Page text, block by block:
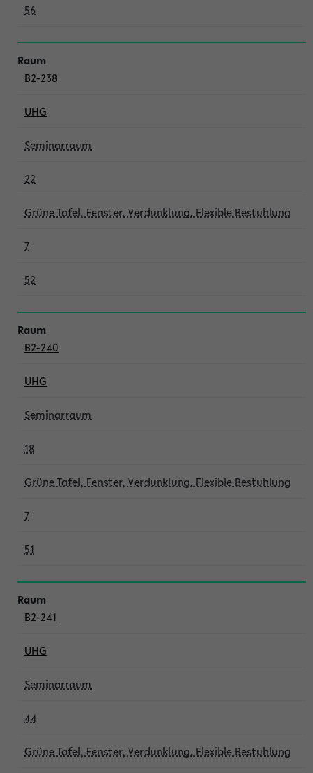
56
B2-238
UHG
Seminarraum
22
Grüne Tafel, Fenster, Verdunklung, Flexible Bestuhlung
7
52
B2-240
UHG
Seminarraum
18
Grüne Tafel, Fenster, Verdunklung, Flexible Bestuhlung
7
51
B2-241
UHG
Seminarraum
44
Grüne Tafel, Fenster, Verdunklung, Flexible Bestuhlung